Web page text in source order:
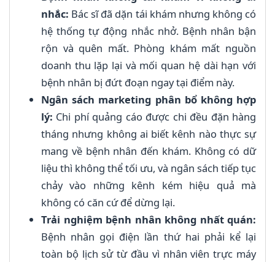
nhắc: Bác sĩ đã dặn tái khám nhưng không có
hệ thống tự động nhắc nhở. Bệnh nhân bận
rộn và quên mất. Phòng khám mất nguồn
doanh thu lặp lại và mối quan hệ dài hạn với
bệnh nhân bị đứt đoạn ngay tại điểm này.
Ngân sách marketing phân bổ không hợp
lý: Chi phí quảng cáo được chi đều đặn hàng
tháng nhưng không ai biết kênh nào thực sự
mang về bệnh nhân đến khám. Không có dữ
liệu thì không thể tối ưu, và ngân sách tiếp tục
chảy vào những kênh kém hiệu quả mà
không có căn cứ để dừng lại.
Trải nghiệm bệnh nhân không nhất quán:
Bệnh nhân gọi điện lần thứ hai phải kể lại
toàn bộ lịch sử từ đầu vì nhân viên trực máy